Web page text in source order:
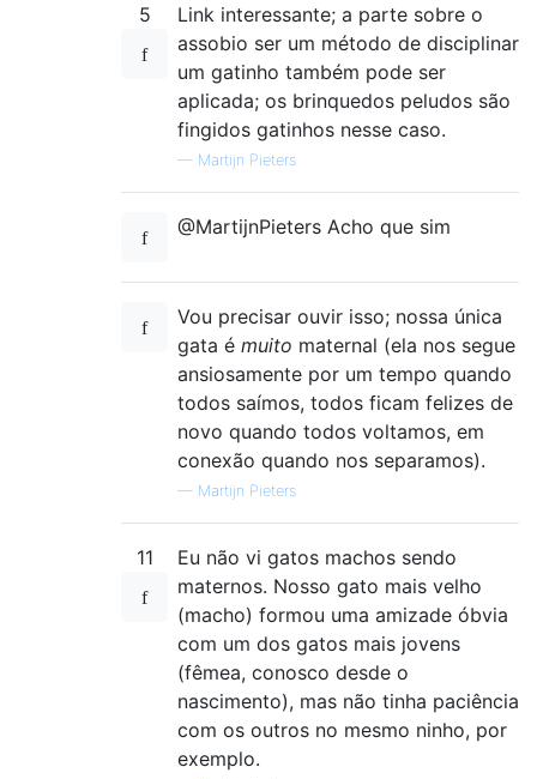
5
Link interessante; a parte sobre o
assobio ser um método de disciplinar
um gatinho também pode ser
aplicada; os brinquedos peludos são
fingidos gatinhos nesse caso.
— Martijn Pieters
@MartijnPieters Acho que sim
Vou precisar ouvir isso; nossa única
gata é muito maternal (ela nos segue
ansiosamente por um tempo quando
todos saímos, todos ficam felizes de
novo quando todos voltamos, em
conexão quando nos separamos).
— Martijn Pieters
11
Eu não vi gatos machos sendo
maternos. Nosso gato mais velho
(macho) formou uma amizade óbvia
com um dos gatos mais jovens
(fêmea, conosco desde o
nascimento), mas não tinha paciência
com os outros no mesmo ninho, por
exemplo.